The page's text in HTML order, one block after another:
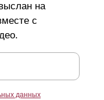
на
с
данных